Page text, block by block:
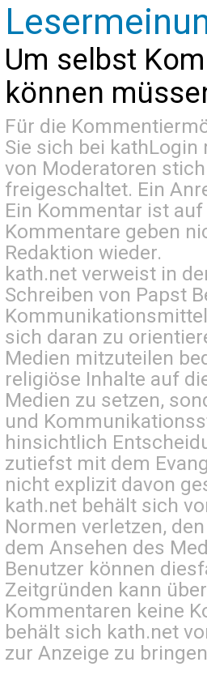
Um selbst
können
Für die
Sie sich bei kathLogin
von Moderatoren
freigeschaltet. Ein
Ein Kommentar ist
Kommentare geben
Redaktion wieder.
kath.net verweist in
Schreiben von Papst
sich daran zu
Medien mitzuteilen
religiöse Inhalte auf
Medien zu setzen,
und
hinsichtlich
zutiefst mit dem
nicht explizit davon
kath.net behält sich
Normen verletzen,
dem Ansehen des
Benutzer können
Zeitgründen kann
Kommentaren keine
behält sich kath.net
zur Anzeige zu